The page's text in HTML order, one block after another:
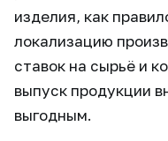
изделия, как
локализацию
ставок на сырьё и
выпуск продукции
выгодным.